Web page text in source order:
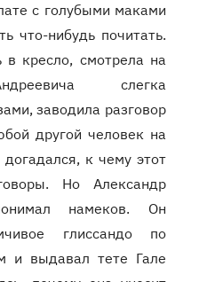
с голубыми маками
что-нибудь почитать.
в кресло, смотрела на
слегка
заводила разговор
другой человек на
к чему этот
Но Александр
намеков. Он
глиссандо по
и выдавал тете Гале